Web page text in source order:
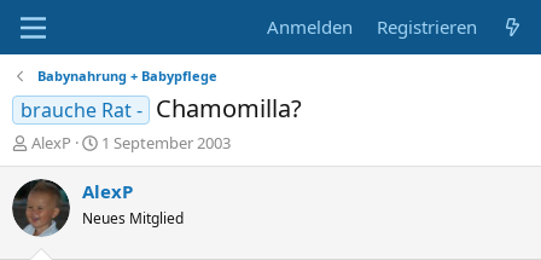
Anmelden Registrieren
Babynahrung + Babypflege
brauche Rat - Chamomilla?
E
r
s
t
e
AlexP
E
r
s
e
1 September 2003
AlexP
Neues Mitglied